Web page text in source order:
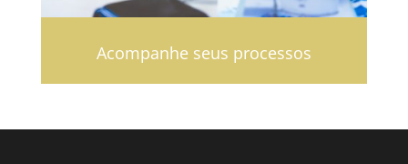
Acompanhe seus processos